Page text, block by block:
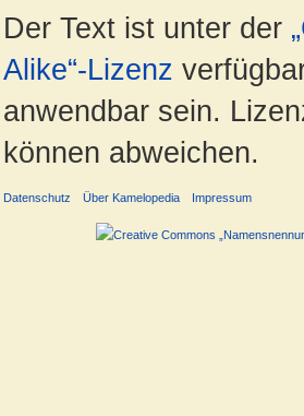
Der Text ist unter der
Alike“-Lizenz
anwendbar sein.
können abweichen.
Datenschutz Über Kamelopedia Impressum